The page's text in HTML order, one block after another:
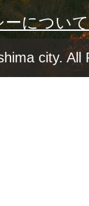
ーについて
city. All